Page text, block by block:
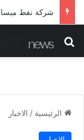
بحث عن
الرئيسية / الاخبار